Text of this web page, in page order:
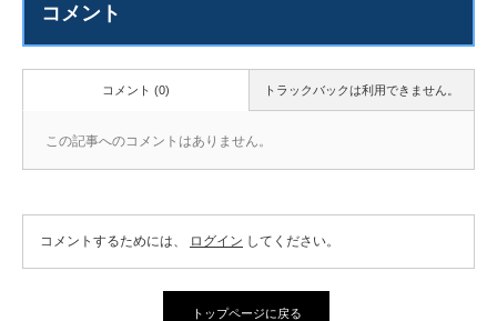
コメント
トラックバックは利用できません。
コメント (0)
この記事へのコメントはありません。
コメントするためには、 ログイン してください。
トップページに戻る